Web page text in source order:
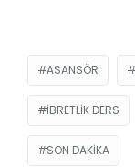
ASANSÖR
IBRETLIK DERS
SON DAKIKA